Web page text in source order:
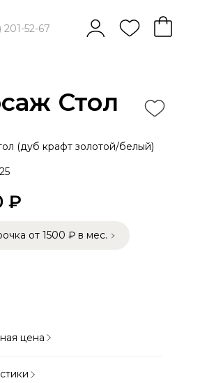
52-67
Стол
(дуб крафт золотой/белый)
₽
от 1500 ₽ в мес.
цена